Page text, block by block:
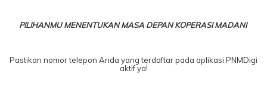
PILIHANMU MENENTUKAN MASA DEPAN KOPERASI MADANI
Pastikan nomor telepon Anda yang terdaftar pada aplikasi PNMDigi
aktif ya!